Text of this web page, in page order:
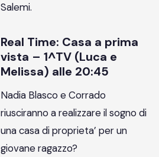
Salemi.
Real Time: Casa a prima
vista – 1^TV (Luca e
Melissa) alle 20:45
Nadia Blasco e Corrado
riusciranno a realizzare il sogno di
una casa di proprieta’ per un
giovane ragazzo?